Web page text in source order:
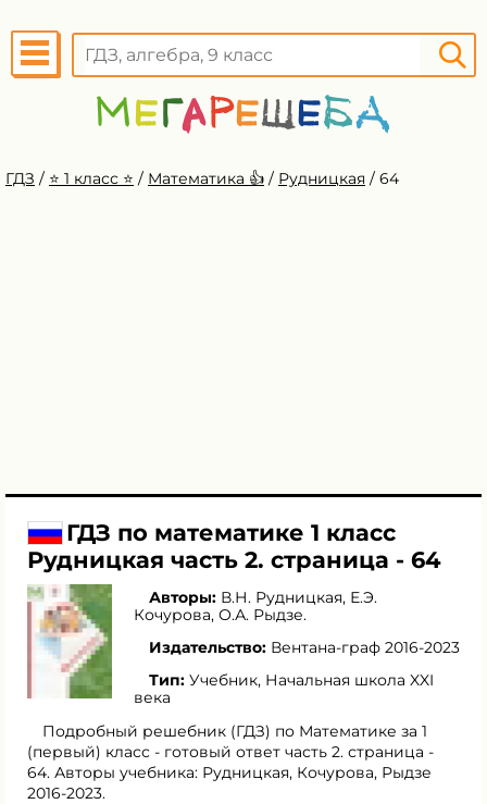
ГДЗ / ⭐️ 1 класс ⭐️ / Математика 👍 / Рудницкая / 64
ГДЗ по математике 1 класс
Рудницкая часть 2. страница - 64
Авторы: В.Н. Рудницкая, Е.Э.
Кочурова, О.А. Рыдзе.
Издательство: Вентана-граф 2016-2023
Тип: Учебник, Начальная школа XXI
века
Подробный решебник (ГДЗ) по Математике за 1
(первый) класс - готовый ответ часть 2. страница -
64. Авторы учебника: Рудницкая, Кочурова, Рыдзе
2016-2023.